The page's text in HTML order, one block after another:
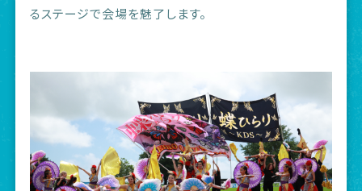
るステージで会場を魅了します。